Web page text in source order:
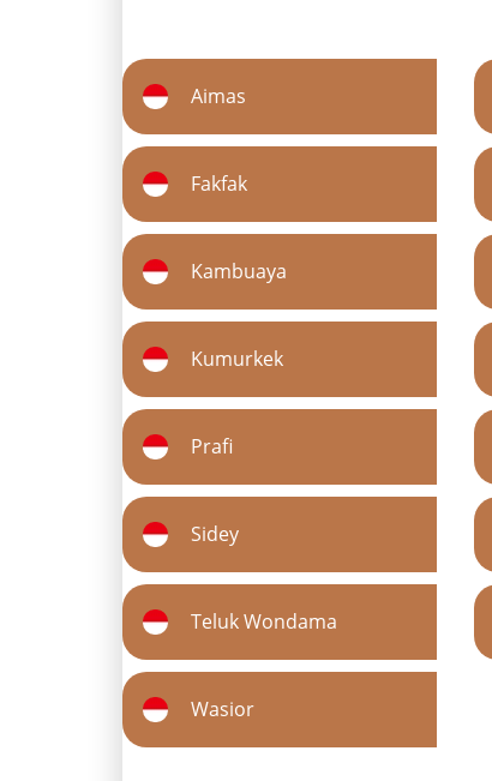
Aimas
Fakfak
Kambuaya
Kumurkek
Prafi
Sidey
Teluk Wondama
Wasior